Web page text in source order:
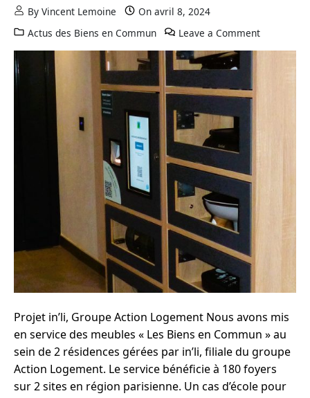
By Vincent Lemoine On avril 8, 2024
Actus des Biens en Commun
Leave a Comment
Projet in’li, Groupe Action Logement Nous avons mis
en service des meubles « Les Biens en Commun » au
sein de 2 résidences gérées par in’li, filiale du groupe
Action Logement. Le service bénéficie à 180 foyers
sur 2 sites en région parisienne. Un cas d’école pour